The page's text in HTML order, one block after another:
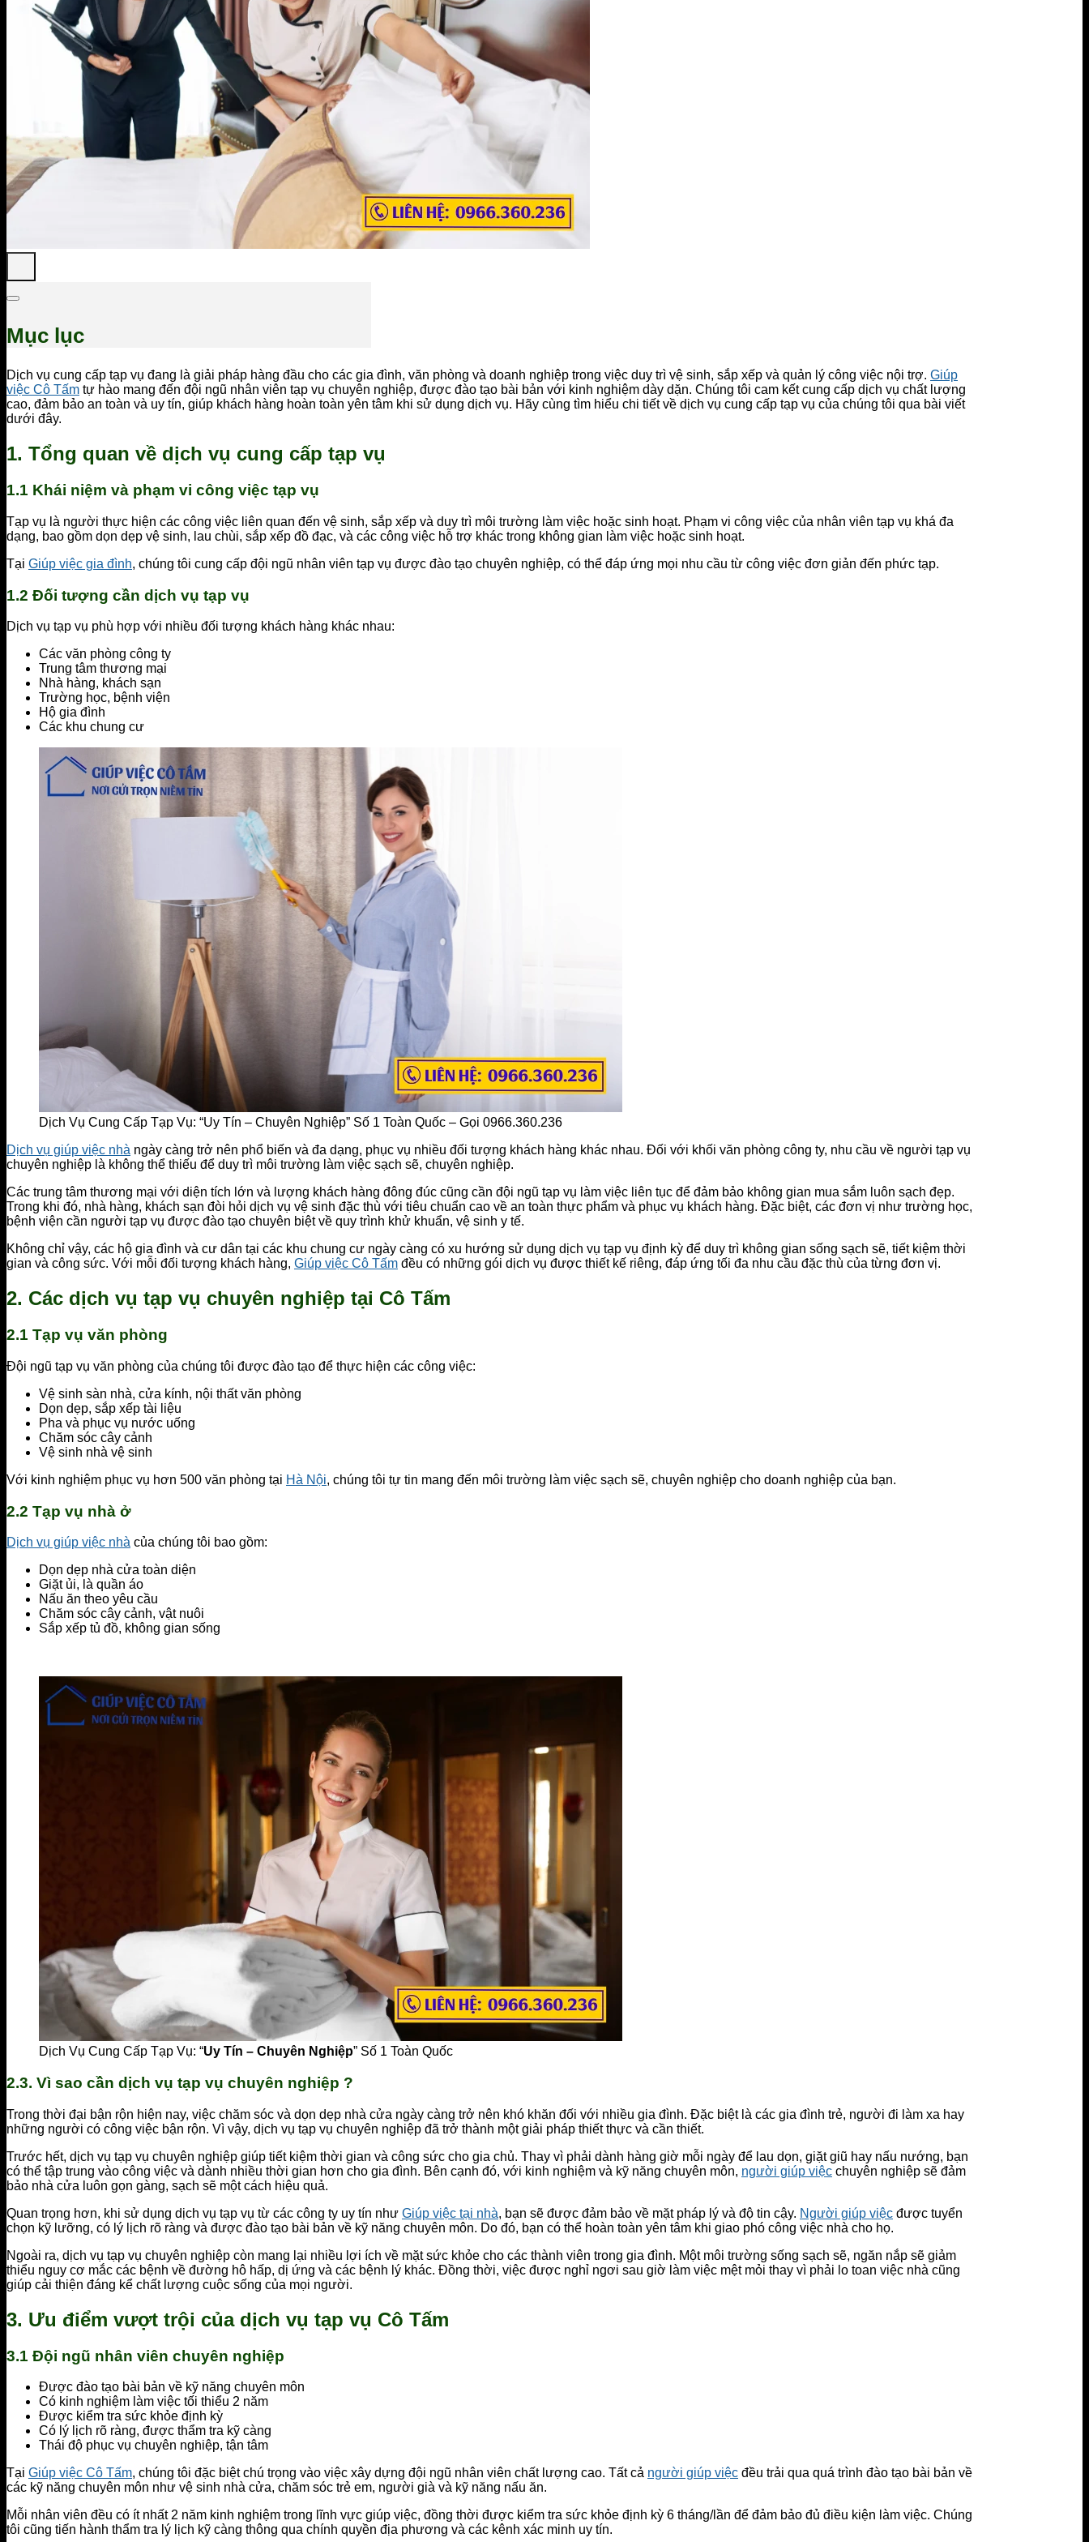
Mục lục
Dịch vụ cung cấp tạp vụ đang là giải pháp hàng đầu cho các gia đình, văn phòng và doanh nghiệp trong việc duy trì vệ sinh, sắp xếp và quản lý công việc nội trợ. Giúp
việc Cô Tấm tự hào mang đến đội ngũ nhân viên tạp vụ chuyên nghiệp, được đào tạo bài bản với kinh nghiệm dày dặn. Chúng tôi cam kết cung cấp dịch vụ chất lượng
cao, đảm bảo an toàn và uy tín, giúp khách hàng hoàn toàn yên tâm khi sử dụng dịch vụ. Hãy cùng tìm hiểu chi tiết về dịch vụ cung cấp tạp vụ của chúng tôi qua bài viết
dưới đây.
1. Tổng quan về dịch vụ cung cấp tạp vụ
1.1 Khái niệm và phạm vi công việc tạp vụ
Tạp vụ là người thực hiện các công việc liên quan đến vệ sinh, sắp xếp và duy trì môi trường làm việc hoặc sinh hoạt. Phạm vi công việc của nhân viên tạp vụ khá đa
dạng, bao gồm dọn dẹp vệ sinh, lau chùi, sắp xếp đồ đạc, và các công việc hỗ trợ khác trong không gian làm việc hoặc sinh hoạt.
Tại Giúp việc gia đình, chúng tôi cung cấp đội ngũ nhân viên tạp vụ được đào tạo chuyên nghiệp, có thể đáp ứng mọi nhu cầu từ công việc đơn giản đến phức tạp.
1.2 Đối tượng cần dịch vụ tạp vụ
Dịch vụ tạp vụ phù hợp với nhiều đối tượng khách hàng khác nhau:
Các văn phòng công ty
Trung tâm thương mại
Nhà hàng, khách sạn
Trường học, bệnh viện
Hộ gia đình
Các khu chung cư
Dịch Vụ Cung Cấp Tạp Vụ: “Uy Tín – Chuyên Nghiệp” Số 1 Toàn Quốc – Gọi 0966.360.236
Dịch vụ giúp việc nhà ngày càng trở nên phổ biến và đa dạng, phục vụ nhiều đối tượng khách hàng khác nhau. Đối với khối văn phòng công ty, nhu cầu về người tạp vụ
chuyên nghiệp là không thể thiếu để duy trì môi trường làm việc sạch sẽ, chuyên nghiệp.
Các trung tâm thương mại với diện tích lớn và lượng khách hàng đông đúc cũng cần đội ngũ tạp vụ làm việc liên tục để đảm bảo không gian mua sắm luôn sạch đẹp.
Trong khi đó, nhà hàng, khách sạn đòi hỏi dịch vụ vệ sinh đặc thù với tiêu chuẩn cao về an toàn thực phẩm và phục vụ khách hàng. Đặc biệt, các đơn vị như trường học,
bệnh viện cần người tạp vụ được đào tạo chuyên biệt về quy trình khử khuẩn, vệ sinh y tế.
Không chỉ vậy, các hộ gia đình và cư dân tại các khu chung cư ngày càng có xu hướng sử dụng dịch vụ tạp vụ định kỳ để duy trì không gian sống sạch sẽ, tiết kiệm thời
gian và công sức. Với mỗi đối tượng khách hàng, Giúp việc Cô Tấm đều có những gói dịch vụ được thiết kế riêng, đáp ứng tối đa nhu cầu đặc thù của từng đơn vị.
2. Các dịch vụ tạp vụ chuyên nghiệp tại Cô Tấm
2.1 Tạp vụ văn phòng
Đội ngũ tạp vụ văn phòng của chúng tôi được đào tạo để thực hiện các công việc:
Vệ sinh sàn nhà, cửa kính, nội thất văn phòng
Dọn dẹp, sắp xếp tài liệu
Pha và phục vụ nước uống
Chăm sóc cây cảnh
Vệ sinh nhà vệ sinh
Với kinh nghiệm phục vụ hơn 500 văn phòng tại Hà Nội, chúng tôi tự tin mang đến môi trường làm việc sạch sẽ, chuyên nghiệp cho doanh nghiệp của bạn.
2.2 Tạp vụ nhà ở
Dịch vụ giúp việc nhà của chúng tôi bao gồm:
Dọn dẹp nhà cửa toàn diện
Giặt ủi, là quần áo
Nấu ăn theo yêu cầu
Chăm sóc cây cảnh, vật nuôi
Sắp xếp tủ đồ, không gian sống
Dịch Vụ Cung Cấp Tạp Vụ: “Uy Tín – Chuyên Nghiệp” Số 1 Toàn Quốc
2.3. Vì sao cần dịch vụ tạp vụ chuyên nghiệp ?
Trong thời đại bận rộn hiện nay, việc chăm sóc và dọn dẹp nhà cửa ngày càng trở nên khó khăn đối với nhiều gia đình. Đặc biệt là các gia đình trẻ, người đi làm xa hay
những người có công việc bận rộn. Vì vậy, dịch vụ tạp vụ chuyên nghiệp đã trở thành một giải pháp thiết thực và cần thiết.
Trước hết, dịch vụ tạp vụ chuyên nghiệp giúp tiết kiệm thời gian và công sức cho gia chủ. Thay vì phải dành hàng giờ mỗi ngày để lau dọn, giặt giũ hay nấu nướng, bạn
có thể tập trung vào công việc và dành nhiều thời gian hơn cho gia đình. Bên cạnh đó, với kinh nghiệm và kỹ năng chuyên môn, người giúp việc chuyên nghiệp sẽ đảm
bảo nhà cửa luôn gọn gàng, sạch sẽ một cách hiệu quả.
Quan trọng hơn, khi sử dụng dịch vụ tạp vụ từ các công ty uy tín như Giúp việc tại nhà, bạn sẽ được đảm bảo về mặt pháp lý và độ tin cậy. Người giúp việc được tuyển
chọn kỹ lưỡng, có lý lịch rõ ràng và được đào tạo bài bản về kỹ năng chuyên môn. Do đó, bạn có thể hoàn toàn yên tâm khi giao phó công việc nhà cho họ.
Ngoài ra, dịch vụ tạp vụ chuyên nghiệp còn mang lại nhiều lợi ích về mặt sức khỏe cho các thành viên trong gia đình. Một môi trường sống sạch sẽ, ngăn nắp sẽ giảm
thiểu nguy cơ mắc các bệnh về đường hô hấp, dị ứng và các bệnh lý khác. Đồng thời, việc được nghỉ ngơi sau giờ làm việc mệt mỏi thay vì phải lo toan việc nhà cũng
giúp cải thiện đáng kể chất lượng cuộc sống của mọi người.
3. Ưu điểm vượt trội của dịch vụ tạp vụ Cô Tấm
3.1 Đội ngũ nhân viên chuyên nghiệp
Được đào tạo bài bản về kỹ năng chuyên môn
Có kinh nghiệm làm việc tối thiểu 2 năm
Được kiểm tra sức khỏe định kỳ
Có lý lịch rõ ràng, được thẩm tra kỹ càng
Thái độ phục vụ chuyên nghiệp, tận tâm
Tại Giúp việc Cô Tấm, chúng tôi đặc biệt chú trọng vào việc xây dựng đội ngũ nhân viên chất lượng cao. Tất cả người giúp việc đều trải qua quá trình đào tạo bài bản về
các kỹ năng chuyên môn như vệ sinh nhà cửa, chăm sóc trẻ em, người già và kỹ năng nấu ăn.
Mỗi nhân viên đều có ít nhất 2 năm kinh nghiệm trong lĩnh vực giúp việc, đồng thời được kiểm tra sức khỏe định kỳ 6 tháng/lần để đảm bảo đủ điều kiện làm việc. Chúng
tôi cũng tiến hành thẩm tra lý lịch kỹ càng thông qua chính quyền địa phương và các kênh xác minh uy tín.